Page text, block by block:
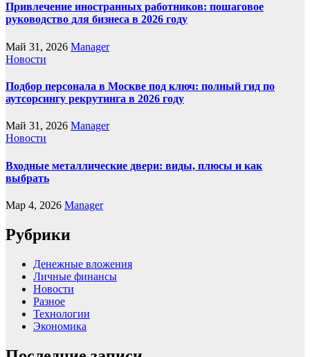
Привлечение иностранных работников: пошаговое
руководство для бизнеса в 2026 году
Май 31, 2026 Manager
Новости
Подбор персонала в Москве под ключ: полный гид по
аутсорсингу рекрутинга в 2026 году
Май 31, 2026 Manager
Новости
Входные металлические двери: виды, плюсы и как
выбрать
Мар 4, 2026 Manager
Рубрики
Денежные вложения
Личные финансы
Новости
Разное
Технологии
Экономика